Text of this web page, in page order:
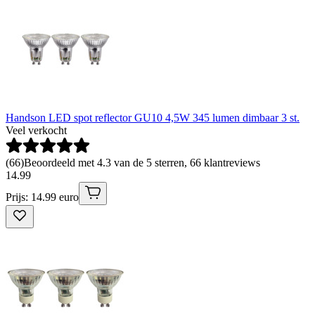
Handson LED spot reflector GU10 4,5W 345 lumen dimbaar 3 st.
Veel verkocht
(66)Beoordeeld met 4.3 van de 5 sterren, 66 klantreviews
14.99
Prijs: 14.99 euro